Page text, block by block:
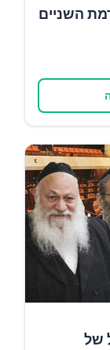
השניים
של